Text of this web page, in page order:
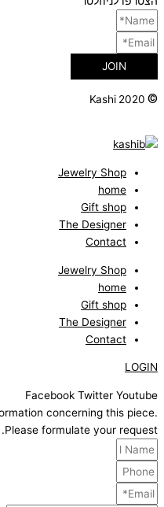
JOIN
©
Kashi 2020
Jewelry Shop
home
Gift shop
The Designer
Contact
Jewelry Shop
home
Gift shop
The Designer
Contact
LOGIN
Facebook Twitter Youtube
concerning this piece.
Please formulate your request.